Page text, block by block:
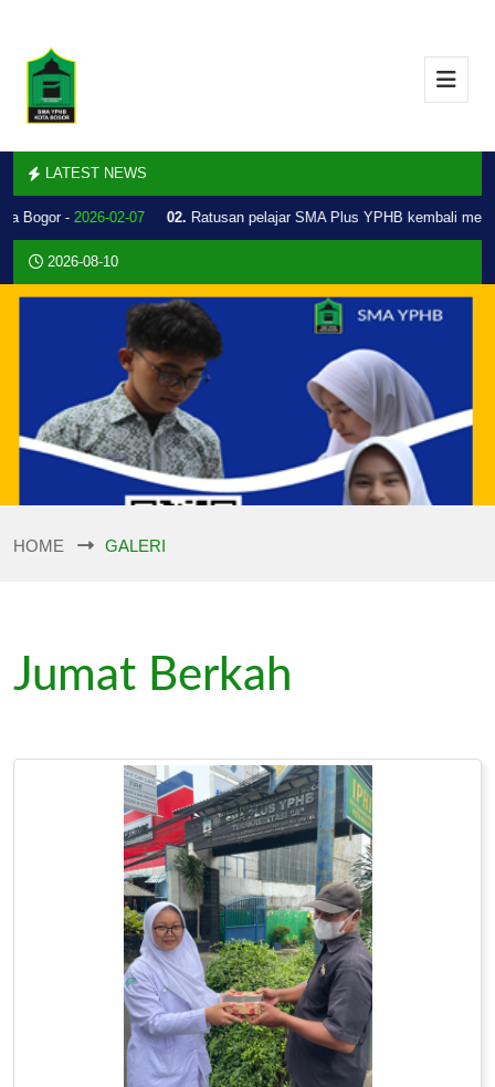
LATEST NEWS
Bogor -2026-02-07 02.Ratusan pelajar SMA Plus YPHB kembali
2026-08-10
HOME GALERI
Jumat Berkah